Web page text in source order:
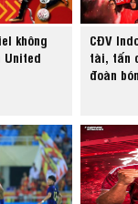
không
United
CĐV
tài, tấn
đoàn